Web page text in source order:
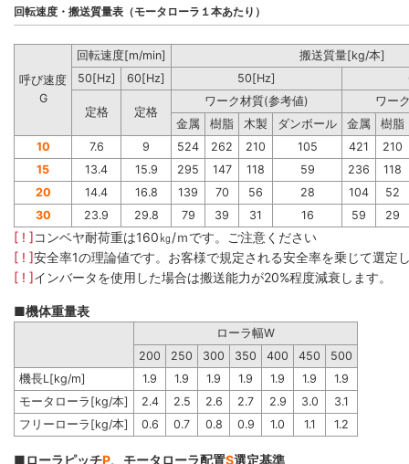
回転速度・搬送質量表（モータローラ１本あたり）
呼び速度
G
回転速度[m/min]
搬送質量[kg/本]
50[Hz]
60[Hz] 50[Hz]
定格 定格
ワーク材質(参考値)
ワー
金属
樹脂 木製 ダンボール 金属
樹脂
10
7.6 9 524 262 210 105 421
210
15
13.4 15.9 295 147 118 59 236
118
20
14.4 16.8 139 70 56 28 104
52
30
23.9 29.8 79 39 31 16 59 29
[ ! ]コンベヤ耐荷重は160㎏/ｍです。ご注意ください
[ ! ]安全率1の理論値です。お客様で規定される安全率を乗じて選定
[ ! ]インバータを使用した場合は搬送能力が20%程度減衰します。
■機体重量表
ローラ幅W
200
250 300 350 400 450
500
機長L[kg/m]
1.9 1.9 1.9 1.9 1.9 1.9
1.9
モータローラ[kg/本]
2.4 2.5 2.6 2.7 2.9 3.0
3.1
フリーローラ[kg/本]
0.6 0.7 0.8 0.9 1.0 1.1 1.2
■ローラピッチP、モータローラ配置S選定基準